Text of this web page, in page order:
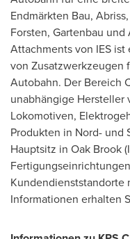
Endmärkten Bau,
Forsten, Gartenbau
Attachments von IES
von Zusatzwerkzeugen
Autobahn. Der Bereich
unabhängige Hersteller
Lokomotiven,
Produkten in Nord- und
Hauptsitz in Oak Brook(
Kundendienststandorte
Informationen erhalten